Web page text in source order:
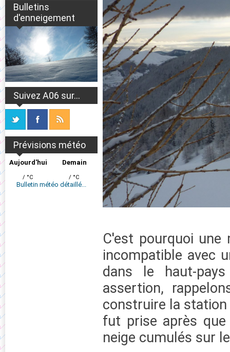
Bulletins
d'enneigement
Suivez A06 sur...
Prévisions météo
Aujourd'hui
/ °C
Demain
/ °C
Bulletin météo détaillé...
C'est pourquoi
incompatible avec
dans le haut-
assertion,
construire la station
fut prise après
neige cumulés sur